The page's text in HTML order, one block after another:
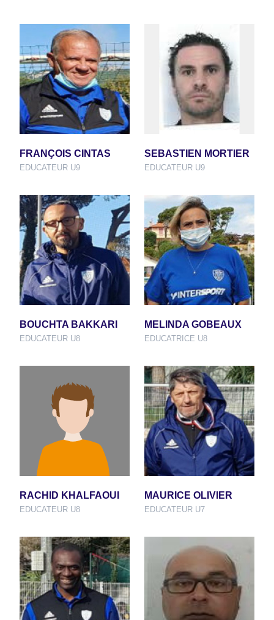
FRANÇOIS CINTAS
EDUCATEUR U9
SEBASTIEN MORTIER
EDUCATEUR U9
BOUCHTA BAKKARI
EDUCATEUR U8
MELINDA GOBEAUX
EDUCATRICE U8
RACHID KHALFAOUI
EDUCATEUR U8
MAURICE OLIVIER
EDUCATEUR U7